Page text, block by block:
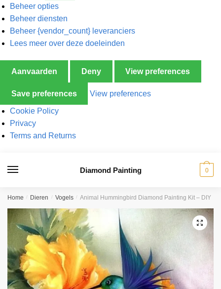
Beheer opties
Beheer diensten
Beheer {vendor_count} leveranciers
Lees meer over deze doeleinden
Aanvaarden Deny View preferences
Save preferences View preferences
Cookie Policy
Privacy
Terms and Returns
Diamond Painting 0
Home / Dieren / Vogels / Animal Hummingbird Diamond Painting Kit – DIY
🔍